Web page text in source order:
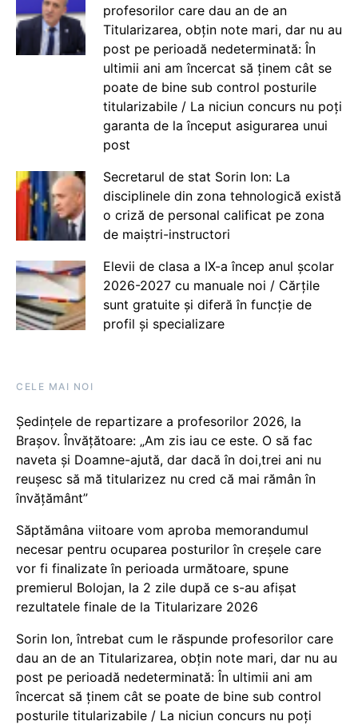
profesorilor care dau an de an
Titularizarea, obțin note mari, dar nu au
post pe perioadă nedeterminată: În
ultimii ani am încercat să ținem cât se
poate de bine sub control posturile
titularizabile / La niciun concurs nu poți
garanta de la început asigurarea unui
post
Secretarul de stat Sorin Ion: La
disciplinele din zona tehnologică există
o criză de personal calificat pe zona
de maiștri-instructori
Elevii de clasa a IX-a încep anul școlar
2026-2027 cu manuale noi / Cărțile
sunt gratuite și diferă în funcție de
profil și specializare
CELE MAI NOI
Ședințele de repartizare a profesorilor 2026, la
Brașov. Învățătoare: „Am zis iau ce este. O să fac
naveta și Doamne-ajută, dar dacă în doi,trei ani nu
reușesc să mă titularizez nu cred că mai rămân în
învățământ”
Săptămâna viitoare vom aproba memorandumul
necesar pentru ocuparea posturilor în creșele care
vor fi finalizate în perioada următoare, spune
premierul Bolojan, la 2 zile după ce s-au afișat
rezultatele finale de la Titularizare 2026
Sorin Ion, întrebat cum le răspunde profesorilor care
dau an de an Titularizarea, obțin note mari, dar nu au
post pe perioadă nedeterminată: În ultimii ani am
încercat să ținem cât se poate de bine sub control
posturile titularizabile / La niciun concurs nu poți